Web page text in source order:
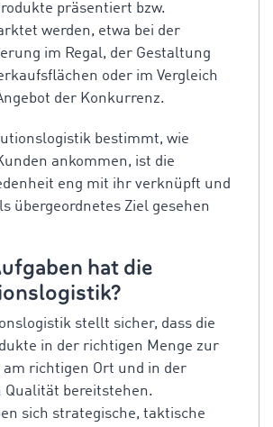
präsentiert bzw.
werden, etwa bei der
im Regal, der Gestaltung
oder im Vergleich
der Konkurrenz.
bestimmt, wie
ankommen, ist die
eng mit ihr verknüpft und
übergeordnetes Ziel gesehen
hat die
stellt sicher, dass die
in der richtigen Menge zur
richtigen Ort und in der
Qualität bereitstehen.
sich strategische, taktische